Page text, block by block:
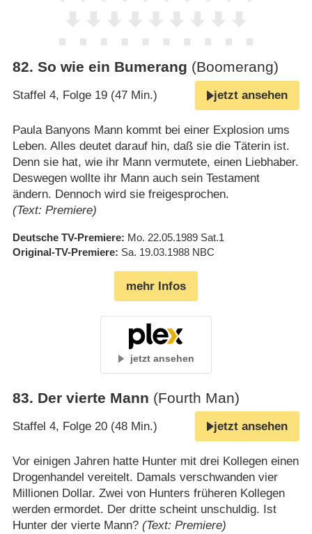
82. So wie ein Bumerang (Boomerang)
Staffel 4, Folge 19 (47 Min.) jetzt ansehen
Paula Banyons Mann kommt bei einer Explosion ums
Leben. Alles deutet darauf hin, daß sie die Täterin ist.
Denn sie hat, wie ihr Mann vermutete, einen Liebhaber.
Deswegen wollte ihr Mann auch sein Testament
ändern. Dennoch wird sie freigesprochen.
(Text: Premiere)
Deutsche TV-Premiere Mo. 22.05.1989 Sat.1
Original-TV-Premiere Sa. 19.03.1988 NBC
mehr Infos
jetzt ansehen
83. Der vierte Mann (Fourth Man)
Staffel 4, Folge 20 (48 Min.) jetzt ansehen
Vor einigen Jahren hatte Hunter mit drei Kollegen einen
Drogenhandel vereitelt. Damals verschwanden vier
Millionen Dollar. Zwei von Hunters früheren Kollegen
werden ermordet. Der dritte scheint unschuldig. Ist
Hunter der vierte Mann? (Text: Premiere)